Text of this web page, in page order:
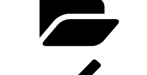
Beitragsnavigation